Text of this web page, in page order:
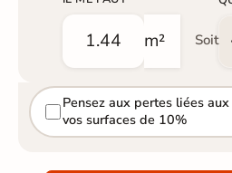
m² Soit
Pensez aux pertes liées
vos surfaces de 10%